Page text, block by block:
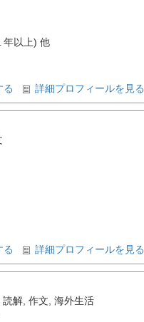
年以上) 他
る 詳細プロフィールを見る
る 詳細プロフィールを見る
読解, 作文 海外生活